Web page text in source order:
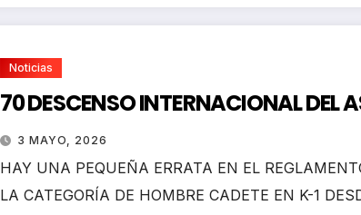
Noticias
70 DESCENSO INTERNACIONAL DEL
3 MAYO, 2026
HAY UNA PEQUEÑA ERRATA EN EL
LA CATEGORÍA DE HOMBRE CADETE EN K-1